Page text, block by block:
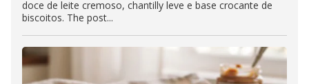
doce de leite cremoso, chantilly leve e base crocante de
biscoitos. The post...